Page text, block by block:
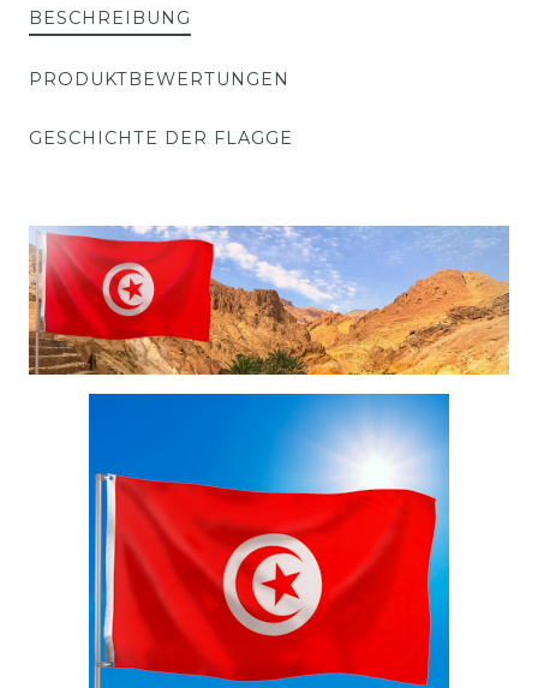
BESCHREIBUNG
PRODUKTBEWERTUNGEN
GESCHICHTE DER FLAGGE